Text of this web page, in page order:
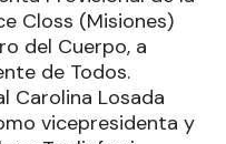
Closs (Misiones)
del Cuerpo, a
de Todos.
Carolina Losada
vicepresidenta y